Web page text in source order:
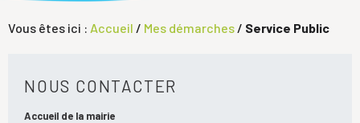
Vous êtes ici : Accueil / Mes démarches / Service Public
NOUS CONTACTER
Accueil de la mairie